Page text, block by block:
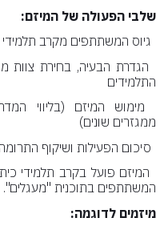
שלבי הפעולה של המיזם:
גיוס המשתתפים מקרב
הגדרת הבעיה, בחירת צוות
התלמידים
מימוש המיזם (בליווי
ממגזרים שונים)
סיכום הפעילות ושיקוף
המיזם פועל בקרב תלמידי
המשתתפים בתוכנית "מעגלים".
מיזמים לדוגמה: